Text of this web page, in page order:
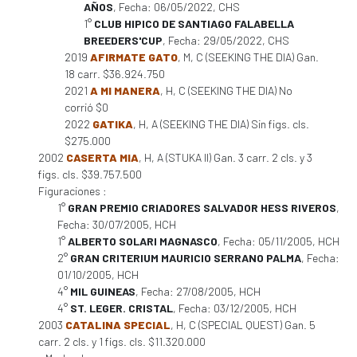
AÑOS, Fecha: 06/05/2022, CHS
1° CLUB HIPICO DE SANTIAGO FALABELLA
BREEDERS'CUP, Fecha: 29/05/2022, CHS
2019 AFIRMATE GATO, M, C (SEEKING THE DIA) Gan.
18 carr. $36.924.750
2021 A MI MANERA, H, C (SEEKING THE DIA) No
corrió $0
2022 GATIKA, H, A (SEEKING THE DIA) Sin figs. cls.
$275.000
2002 CASERTA MIA, H, A (STUKA II) Gan. 3 carr. 2 cls. y 3
figs. cls. $39.757.500
Figuraciones :
1° GRAN PREMIO CRIADORES SALVADOR HESS RIVEROS,
Fecha: 30/07/2005, HCH
1°ALBERTO SOLARI MAGNASCO, Fecha: 05/11/2005, HCH
2° GRAN CRITERIUM MAURICIO SERRANO PALMA, Fecha:
01/10/2005, HCH
4° MIL GUINEAS, Fecha: 27/08/2005, HCH
4° ST. LEGER. CRISTAL, Fecha: 03/12/2005, HCH
2003 CATALINA SPECIAL, H, C (SPECIAL QUEST) Gan. 5
carr. 2 cls. y 1 figs. cls. $11.320.000